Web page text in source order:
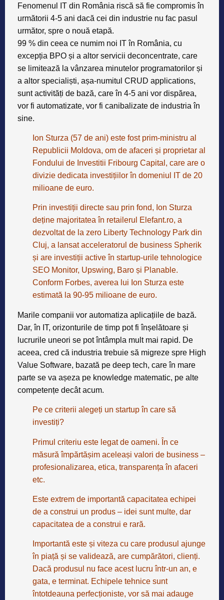
Fenomenul IT din România riscă să fie compromis în
următorii 4-5 ani dacă cei din industrie nu fac pasul
următor, spre o nouă etapă.
99 % din ceea ce numim noi IT în România, cu
excepția BPO și a altor servicii deconcentrate, care
se limitează la vânzarea minutelor programatorilor și
a altor specialiști, așa-numitul CRUD applications,
sunt activități de bază, care în 4-5 ani vor dispărea,
vor fi automatizate, vor fi canibalizate de industria în
sine.
Ion Sturza (57 de ani) este fost prim-ministru al
Republicii Moldova, om de afaceri și proprietar al
Fondului de Investitii Fribourg Capital, care are o
divizie dedicata investițiilor în domeniul IT de 20
milioane de euro.
Prin investiții directe sau prin fond, Ion Sturza
deține majoritatea în retailerul Elefant.ro, a
dezvoltat de la zero Liberty Technology Park din
Cluj, a lansat acceleratorul de business Spherik
și are investiții active în startup-urile tehnologice
SEO Monitor, Upswing, Baro și Planable.
Conform Forbes, averea lui Ion Sturza este
estimată la 90-95 milioane de euro.
Marile companii vor automatiza aplicațiile de bază.
Dar, în IT, orizonturile de timp pot fi înșelătoare și
lucrurile uneori se pot întâmpla mult mai rapid. De
aceea, cred că industria trebuie să migreze spre High
Value Software, bazată pe deep tech, care în mare
parte se va așeza pe knowledge matematic, pe alte
competențe decât acum.
Pe ce criterii alegeți un startup în care să
investiți?
Primul criteriu este legat de oameni. În ce
măsură împărtășim aceleași valori de business –
profesionalizarea, etica, transparența în afaceri
etc.
Este extrem de importantă capacitatea echipei
de a construi un produs – idei sunt multe, dar
capacitatea de a construi e rară.
Importantă este și viteza cu care produsul ajunge
în piață și se validează, are cumpărători, clienți.
Dacă produsul nu face acest lucru într-un an, e
gata, e terminat. Echipele tehnice sunt
întotdeauna perfecționiste, vor să mai adauge